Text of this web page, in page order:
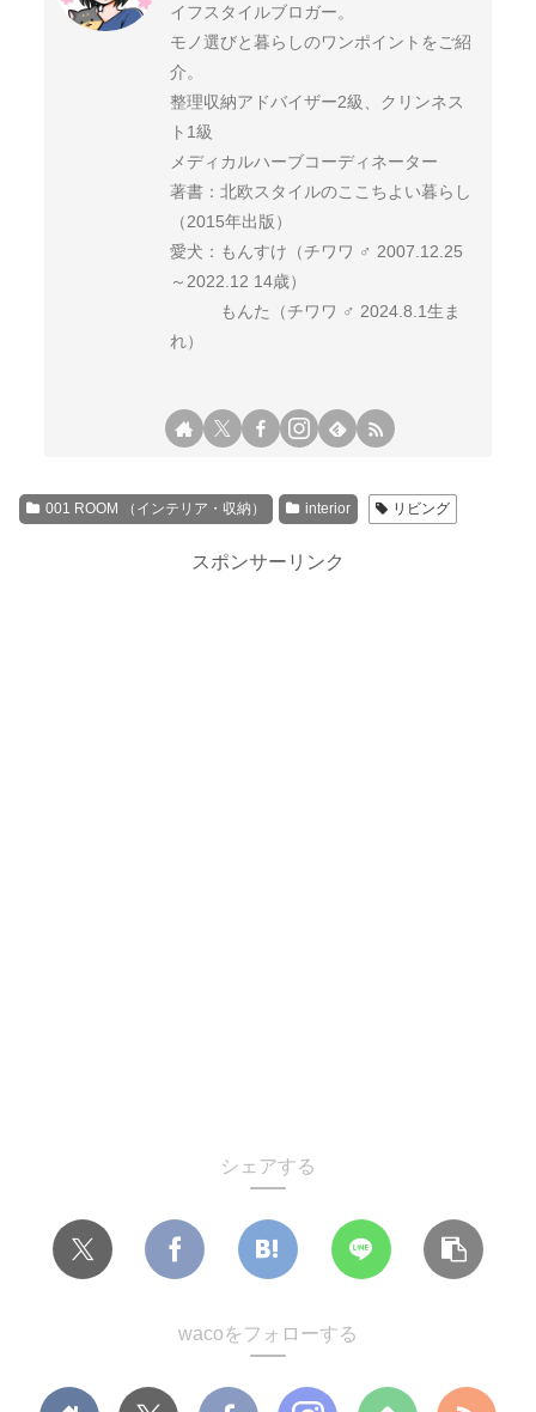
イフスタイルブロガー。
モノ選びと暮らしのワンポイントをご紹
介。
整理収納アドバイザー2級、クリンネス
ト1級
メディカルハーブコーディネーター
著書：北欧スタイルのここちよい暮らし
（2015年出版）
愛犬：もんすけ（チワワ ♂ 2007.12.25
～2022.12 14歳）
もんた（チワワ ♂ 2024.8.1生ま
れ）
001 ROOM （インテリア・収納） interior リビング
スポンサーリンク
シェアする
wacoをフォローする